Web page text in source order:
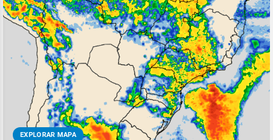
EXPLORAR MAPA